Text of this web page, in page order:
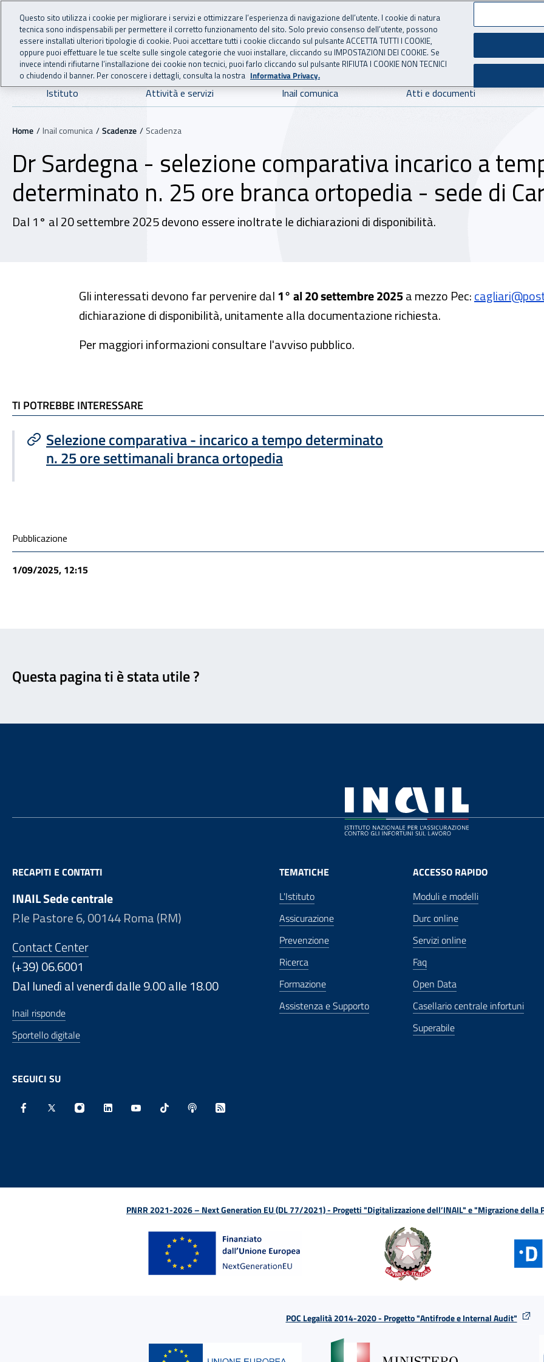
Vai al menu principale
Vai al contenuto principale
INAIL - Istituto Nazionale per l'Assicurazione
Navigazione principale
Istituto Attività e servizi Inail comunica Atti e documenti
Navigazione - Ti trovi in:
Home Inail comunica Scadenze Scadenza
Dr Sardegna - selezione comparativa incarico a
determinato n. 25 ore branca ortopedia - sede di
Dal 1° al 20 settembre 2025 devono essere inoltrate le dichiarazioni di disponibilità.
Gli interessati devono far pervenire dal1° al 20 settembre 2025a mezzo Pec:
dichiarazione di disponibilità, unitamente alla documentazione richiesta.
Per maggiori informazioni consultare l'avviso pubblico.
TI POTREBBE INTERESSARE
TI POTREBBE INTERESSARE
Selezione comparativa - incarico a tempo determinato
n. 25 ore settimanali branca ortopedia
Condivisione social
Pubblicazione
1/09/2025, 12:15
Questa pagina ti è stata utile ?
RECAPITI E CONTATTI
INAIL Sede centrale
P.le Pastore 6, 00144 Roma (RM)
Contact Center
(+39) 06.6001
Dal lunedì al venerdì dalle 9.00 alle 18.00
Inail risponde
Sportello digitale
SEGUICI SU
TEMATICHE
L'Istituto
Assicurazione
Prevenzione
Ricerca
Formazione
Assistenza e Supporto
ACCESSO RAPIDO
Moduli e modelli
Durc online
Servizi online
Faq
Open Data
Casellario centrale infortuni
Superabile
PNRR 2021-2026 – Next Generation EU (DL 77/2021) - Progetti "Digitalizzazione dell’INAIL" e "Migrazione della
POC Legalità 2014-2020 - Progetto "Antifrode e Internal Audit"
Questo sito utilizza i cookie per migliorare i servizi e ottimizzare l’esperienza di navigazione dell’utente. I cookie di natura
tecnica sono indispensabili per permettere il corretto funzionamento del sito. Solo previo consenso dell’utente, possono
essere installati ulteriori tipologie di cookie. Puoi accettare tutti i cookie cliccando sul pulsante ACCETTA TUTTI I COOKIE,
oppure puoi effettuare le tue scelte sulle singole categorie che vuoi installare, cliccando su IMPOSTAZIONI DEI COOKIE. Se
invece intendi rifiutarne l’installazione dei cookie non tecnici, puoi farlo cliccando sul pulsante RIFIUTA I COOKIE NON TECNICI
o chiudendo il banner. Per conoscere i dettagli, consulta la nostra Informativa Privacy.